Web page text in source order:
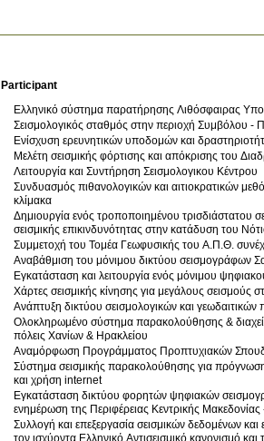
Participant
Ελληνικό σύστημα παρατήρησης Λιθόσφαιρας
Σεισμολογικός σταθμός στην περιοχή Συμβόλου -
Ενίσχυση ερευνητικών υποδομών και
Μελέτη σεισμικής
Λειτουργία και Συντήρηση Σεισμολογικου Κέντρου
Συνδυασμός πιθανολογικών και αιτιοκρατικών
κλίμακα
Δημιουργία ενός τροποποιημένου τρισδιάστατου
σεισμικής επικινδυνότητας στην κατάδυση του
Συμμετοχή του Τομέα Γεωφυσικής του Α.Π.Θ.
Αναβάθμιση του μόνιμου δικτύου σεισμογράφων
Εγκατάσταση και λειτουργία ενός μόνιμου
Χάρτες σεισμικής κίνησης για μεγάλους σεισμούς
Ανάπτυξη δικτύου σεισμολογικών και
Ολοκληρωμένο σύστημα παρακολούθησης &
πόλεις Χανίων & Ηρακλείου
Αναμόρφωση Προγράμματος Προπτυχιακών
Σύστημα σεισμικής παρακολούθησης για πρόγνωση
και χρήση internet
Εγκατάσταση δικτύου φορητών ψηφιακών
ενημέρωση της Περιφέρειας Κεντρικής
Συλλογή και επεξεργασία σεισμικών δεδομένων
τον ισχύοντα Ελληνικό Αντισεισμικό κανονισμό